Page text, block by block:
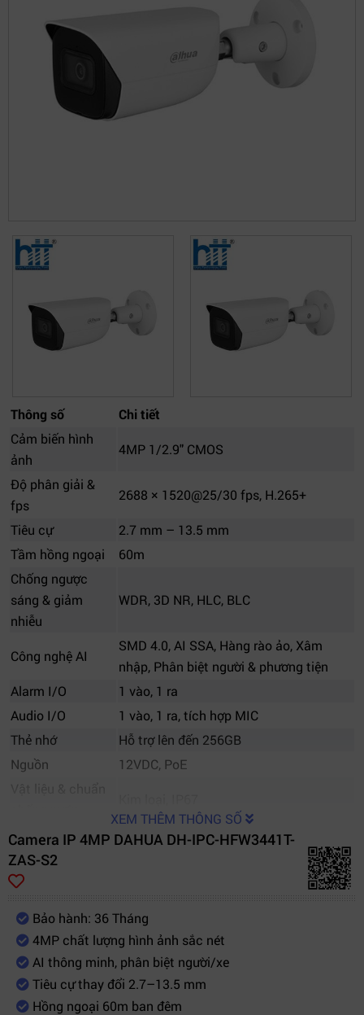
Thông số
Chi tiết
Cảm biến hình
ảnh
4MP 1/2.9" CMOS
Độ phân giải &
fps
2688 × 1520@25/30 fps, H.265+
Tiêu cự
2.7 mm – 13.5 mm
Tầm hồng ngoại
60m
Chống ngược
sáng & giảm
nhiễu
WDR, 3D NR, HLC, BLC
Công nghệ AI
SMD 4.0, AI SSA, Hàng rào ảo, Xâm
nhập, Phân biệt người & phương tiện
Alarm I/O
1 vào, 1 ra
Audio I/O
1 vào, 1 ra, tích hợp MIC
Thẻ nhớ
Hỗ trợ lên đến 256GB
Nguồn
12VDC, PoE
Hỗ trợ công nghệ
Dolynk Care, SmartDDNS, Auto Register,
XEM THÊM THÔNG SỐ
Camera IP 4MP DAHUA DH-IPC-HFW3441T-
ZAS-S2
Bảo hành: 36 Tháng
4MP chất lượng hình ảnh sắc nét
AI thông minh, phân biệt người/xe
Tiêu cự thay đổi 2.7–13.5 mm
Hồng ngoại 60m ban đêm